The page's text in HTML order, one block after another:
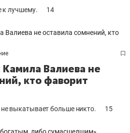
к лучшему. 14
Валиева не
кто фаворит
выкатывает больше никто. 15